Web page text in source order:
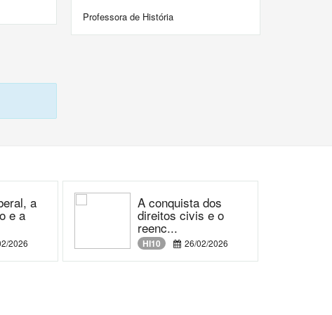
Professora de História
a
e a
2026
A conquista dos
direitos civis e o
reenc...
HI10 26/02/2026